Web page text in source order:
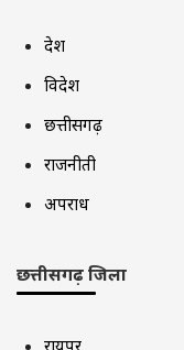
देश
विदेश
छत्तीसगढ़
राजनीती
अपराध
छत्तीसगढ़ जिला
रायपुर